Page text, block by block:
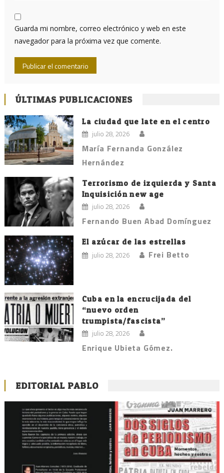
Guarda mi nombre, correo electrónico y web en este
navegador para la próxima vez que comente.
ÚLTIMAS PUBLICACIONES
La ciudad que late en el centro
julio 28, 2026
María Fernanda González
Hernández
Terrorismo de izquierda y Santa
Inquisición new age
julio 28, 2026
Fernando Buen Abad Domínguez
El azúcar de las estrellas
julio 28, 2026 Frei Betto
Cuba en la encrucijada del
“nuevo orden
trumpista/fascista”
julio 28, 2026
Enrique Ubieta Gómez.
EDITORIAL PABLO